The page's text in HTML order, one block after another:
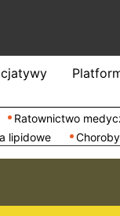
Ratownictwo
lipidowe